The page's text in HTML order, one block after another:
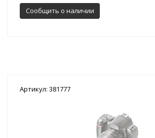
Сообщить о наличии
Артикул: 381777